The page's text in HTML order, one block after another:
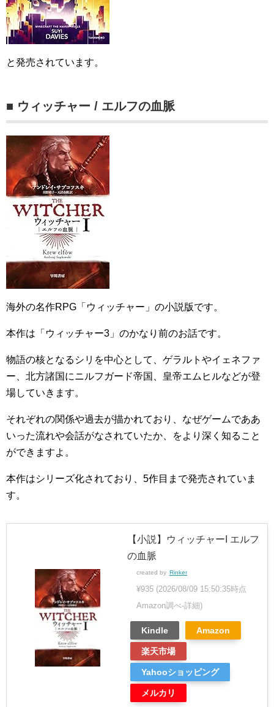
と発売されています。
■ ウィッチャー / エルフの血脈
海外の名作RPG「ウィッチャー」の小説版です。
本作は「ウィッチャー3」のかなり前のお話です。
物語の核となるシリを中心として、ゲラルトやイェネファ
ー、北方諸国にニルフガード帝国、皇帝エムヒルなどが登
場していきます。
それぞれの関係や過去が描かれており、なぜゲームでああ
いった流れや会話がなされていたか、をより深く知ること
ができますよ。
本作はシリーズ化されており、5作目まで発売されていま
す。
【小説】ウィッチャーI エルフ
の血脈
created by Rinker
¥935 (2026/08/09 15:50:35時点
Amazon調べ-詳細)
Kindle Amazon
楽天市場
Yahooショッピング
メルカリ